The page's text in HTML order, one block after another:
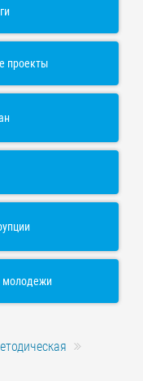
проекты
молодежи